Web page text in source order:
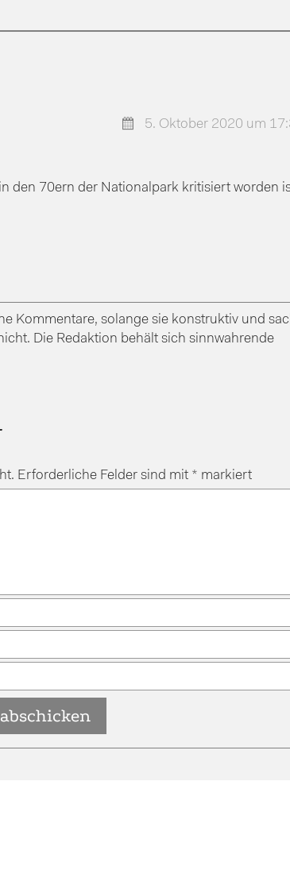
5. Oktober 2020 um
den 70ern der Nationalpark kritisiert worden
Kommentare, solange sie konstruktiv und
Die Redaktion behält sich sinnwahrende
Erforderliche Felder sind mit * markiert